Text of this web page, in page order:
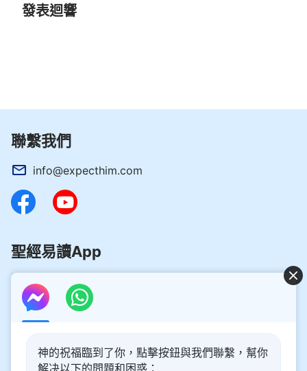
發表迴響
聯繫我們
info@expecthim.com
聖經易讀App
你想了解主再來的奥秘，喜迎主重歸嗎？以下内容將為你帶
神的祝福臨到了你，點擊按鈕與我們聯繫，幫你
解决以下的問題和困惑：